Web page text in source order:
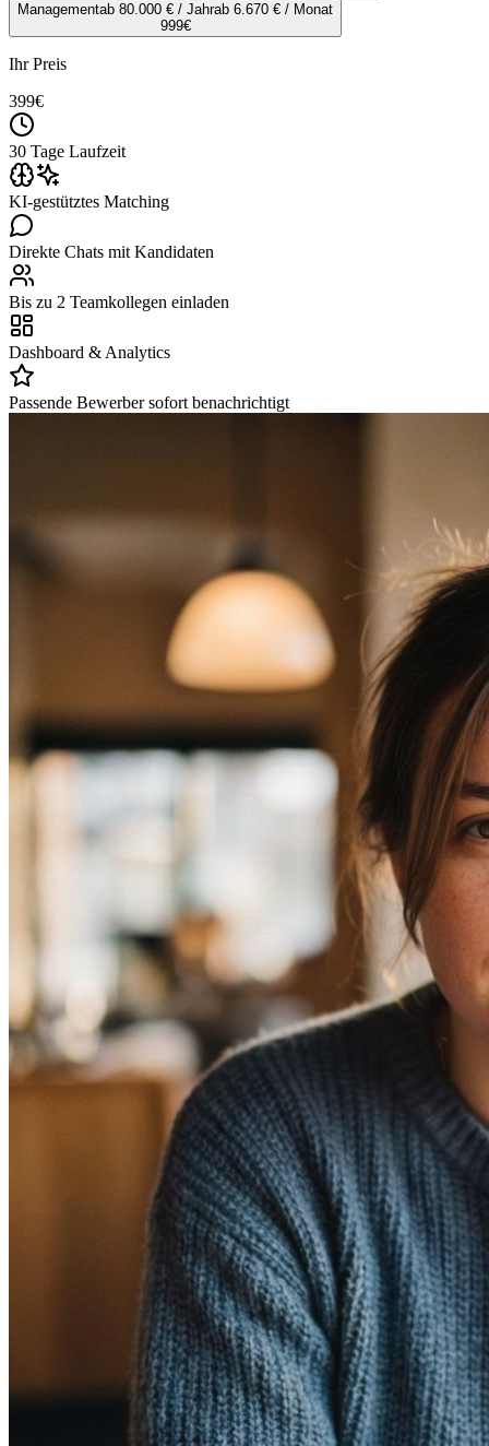
Managementab 80.000 € / Jahrab 6.670 € / Monat
999€
Ihr Preis
399€
30 Tage Laufzeit
KI-gestütztes Matching
Direkte Chats mit Kandidaten
Bis zu 2 Teamkollegen einladen
Dashboard & Analytics
Passende Bewerber sofort benachrichtigt